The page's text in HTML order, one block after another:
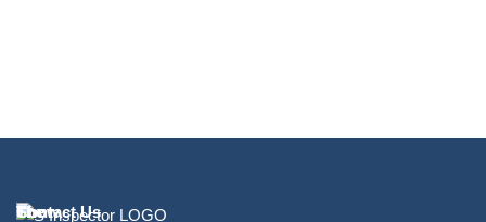
The
Show
Contact Us